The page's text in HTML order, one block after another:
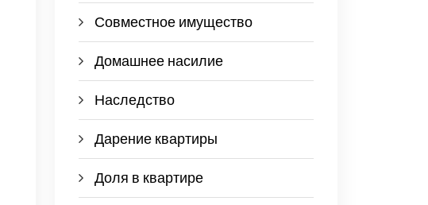
Совместное имущество
Домашнее насилие
Наследство
Дарение квартиры
Доля в квартире